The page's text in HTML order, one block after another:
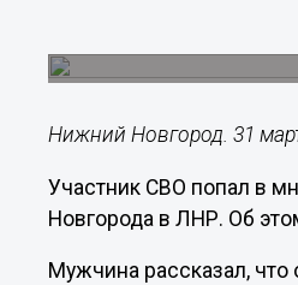
Нижний Новгород. 31
Участник СВО попал в
Новгорода в ЛНР. Об
Мужчина рассказал,